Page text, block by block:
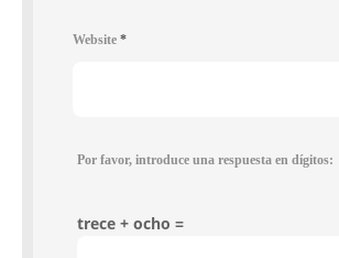
Website *
Por favor, introduce una respuesta en dígitos:
trece + ocho =